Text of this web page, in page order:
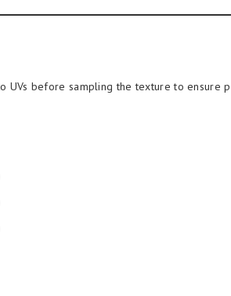
UVs before sampling the texture to ensure